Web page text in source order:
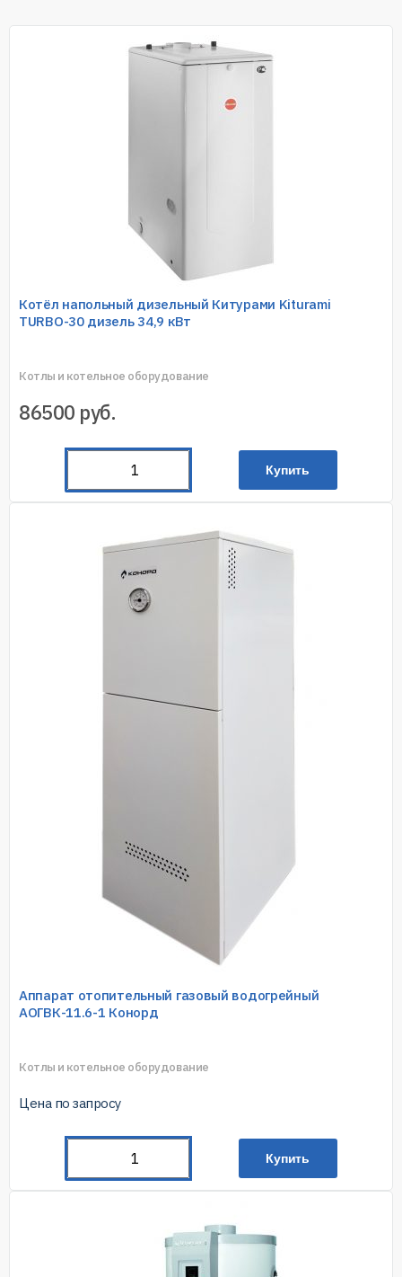
Котёл напольный дизельный Китурами Kiturami
TURBO-30 дизель 34,9 кВт
Котлы и котельное оборудование
86500 руб.
Купить
Аппарат отопительный газовый водогрейный
АОГВК-11.6-1 Конорд
Котлы и котельное оборудование
Цена по запросу
Купить